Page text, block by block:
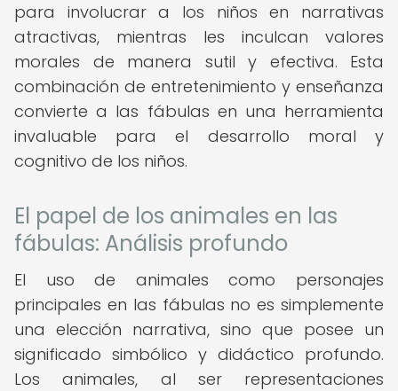
para involucrar a los niños en narrativas
atractivas, mientras les inculcan valores
morales de manera sutil y efectiva. Esta
combinación de entretenimiento y enseñanza
convierte a las fábulas en una herramienta
invaluable para el desarrollo moral y
cognitivo de los niños.
El papel de los animales en las
fábulas: Análisis profundo
El uso de animales como personajes
principales en las fábulas no es simplemente
una elección narrativa, sino que posee un
significado simbólico y didáctico profundo.
Los animales, al ser representaciones